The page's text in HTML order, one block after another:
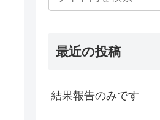
最近の投稿
結果報告のみです